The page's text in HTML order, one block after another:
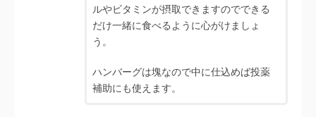
ルやビタミンが摂取できますのでできる
だけ一緒に食べるように心がけましょ
う。
ハンバーグは塊なので中に仕込めば投薬
補助にも使えます。